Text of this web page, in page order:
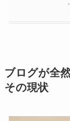
ブログが全
その現状